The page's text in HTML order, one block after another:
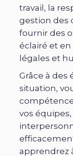
travail, la
gestion des
fournir des
éclairé et
légales et
Grâce à des
situation,
vos
apprendrez